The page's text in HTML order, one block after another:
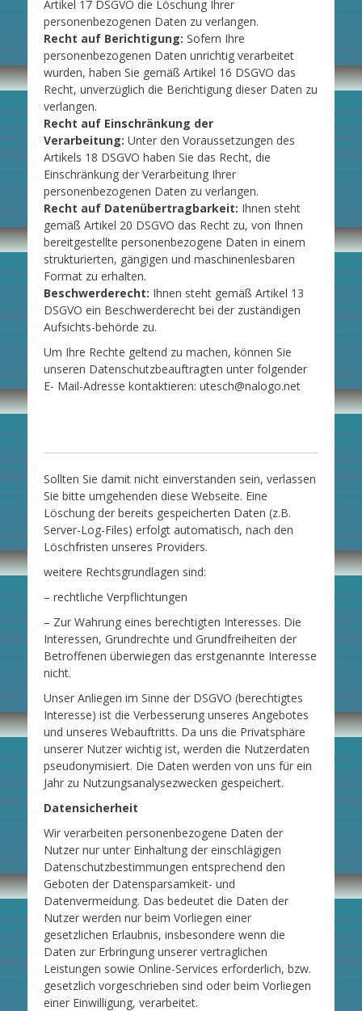
Artikel 17 DSGVO die Löschung Ihrer
personenbezogenen Daten zu verlangen.
Recht auf Berichtigung: Sofern Ihre
personenbezogenen Daten unrichtig verarbeitet
wurden, haben Sie gemäß Artikel 16 DSGVO das
Recht, unverzüglich die Berichtigung dieser Daten zu
verlangen.
Recht auf Einschränkung der
Verarbeitung: Unter den Voraussetzungen des
Artikels 18 DSGVO haben Sie das Recht, die
Einschränkung der Verarbeitung Ihrer
personenbezogenen Daten zu verlangen.
Recht auf Datenübertragbarkeit: Ihnen steht
gemäß Artikel 20 DSGVO das Recht zu, von Ihnen
bereitgestellte personenbezogene Daten in einem
strukturierten, gängigen und maschinenlesbaren
Format zu erhalten.
Beschwerderecht: Ihnen steht gemäß Artikel 13
DSGVO ein Beschwerderecht bei der zuständigen
Aufsichts-behörde zu.
Um Ihre Rechte geltend zu machen, können Sie
unseren Datenschutzbeauftragten unter folgender
E- Mail-Adresse kontaktieren: utesch@nalogo.net
Sollten Sie damit nicht einverstanden sein, verlassen
Sie bitte umgehenden diese Webseite. Eine
Löschung der bereits gespeicherten Daten (z.B.
Server-Log-Files) erfolgt automatisch, nach den
Löschfristen unseres Providers.
weitere Rechtsgrundlagen sind:
– rechtliche Verpflichtungen
– Zur Wahrung eines berechtigten Interesses. Die
Interessen, Grundrechte und Grundfreiheiten der
Betroffenen überwiegen das erstgenannte Interesse
nicht.
Unser Anliegen im Sinne der DSGVO (berechtigtes
Interesse) ist die Verbesserung unseres Angebotes
und unseres Webauftritts. Da uns die Privatsphäre
unserer Nutzer wichtig ist, werden die Nutzerdaten
pseudonymisiert. Die Daten werden von uns für ein
Jahr zu Nutzungsanalysezwecken gespeichert.
Datensicherheit
Wir verarbeiten personenbezogene Daten der
Nutzer nur unter Einhaltung der einschlägigen
Datenschutzbestimmungen entsprechend den
Geboten der Datensparsamkeit- und
Datenvermeidung. Das bedeutet die Daten der
Nutzer werden nur beim Vorliegen einer
gesetzlichen Erlaubnis, insbesondere wenn die
Daten zur Erbringung unserer vertraglichen
Leistungen sowie Online-Services erforderlich, bzw.
gesetzlich vorgeschrieben sind oder beim Vorliegen
einer Einwilligung, verarbeitet.